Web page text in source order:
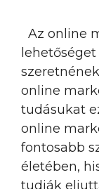
Az online
online
tudásukat
online
fontosabb
életében,
tudják